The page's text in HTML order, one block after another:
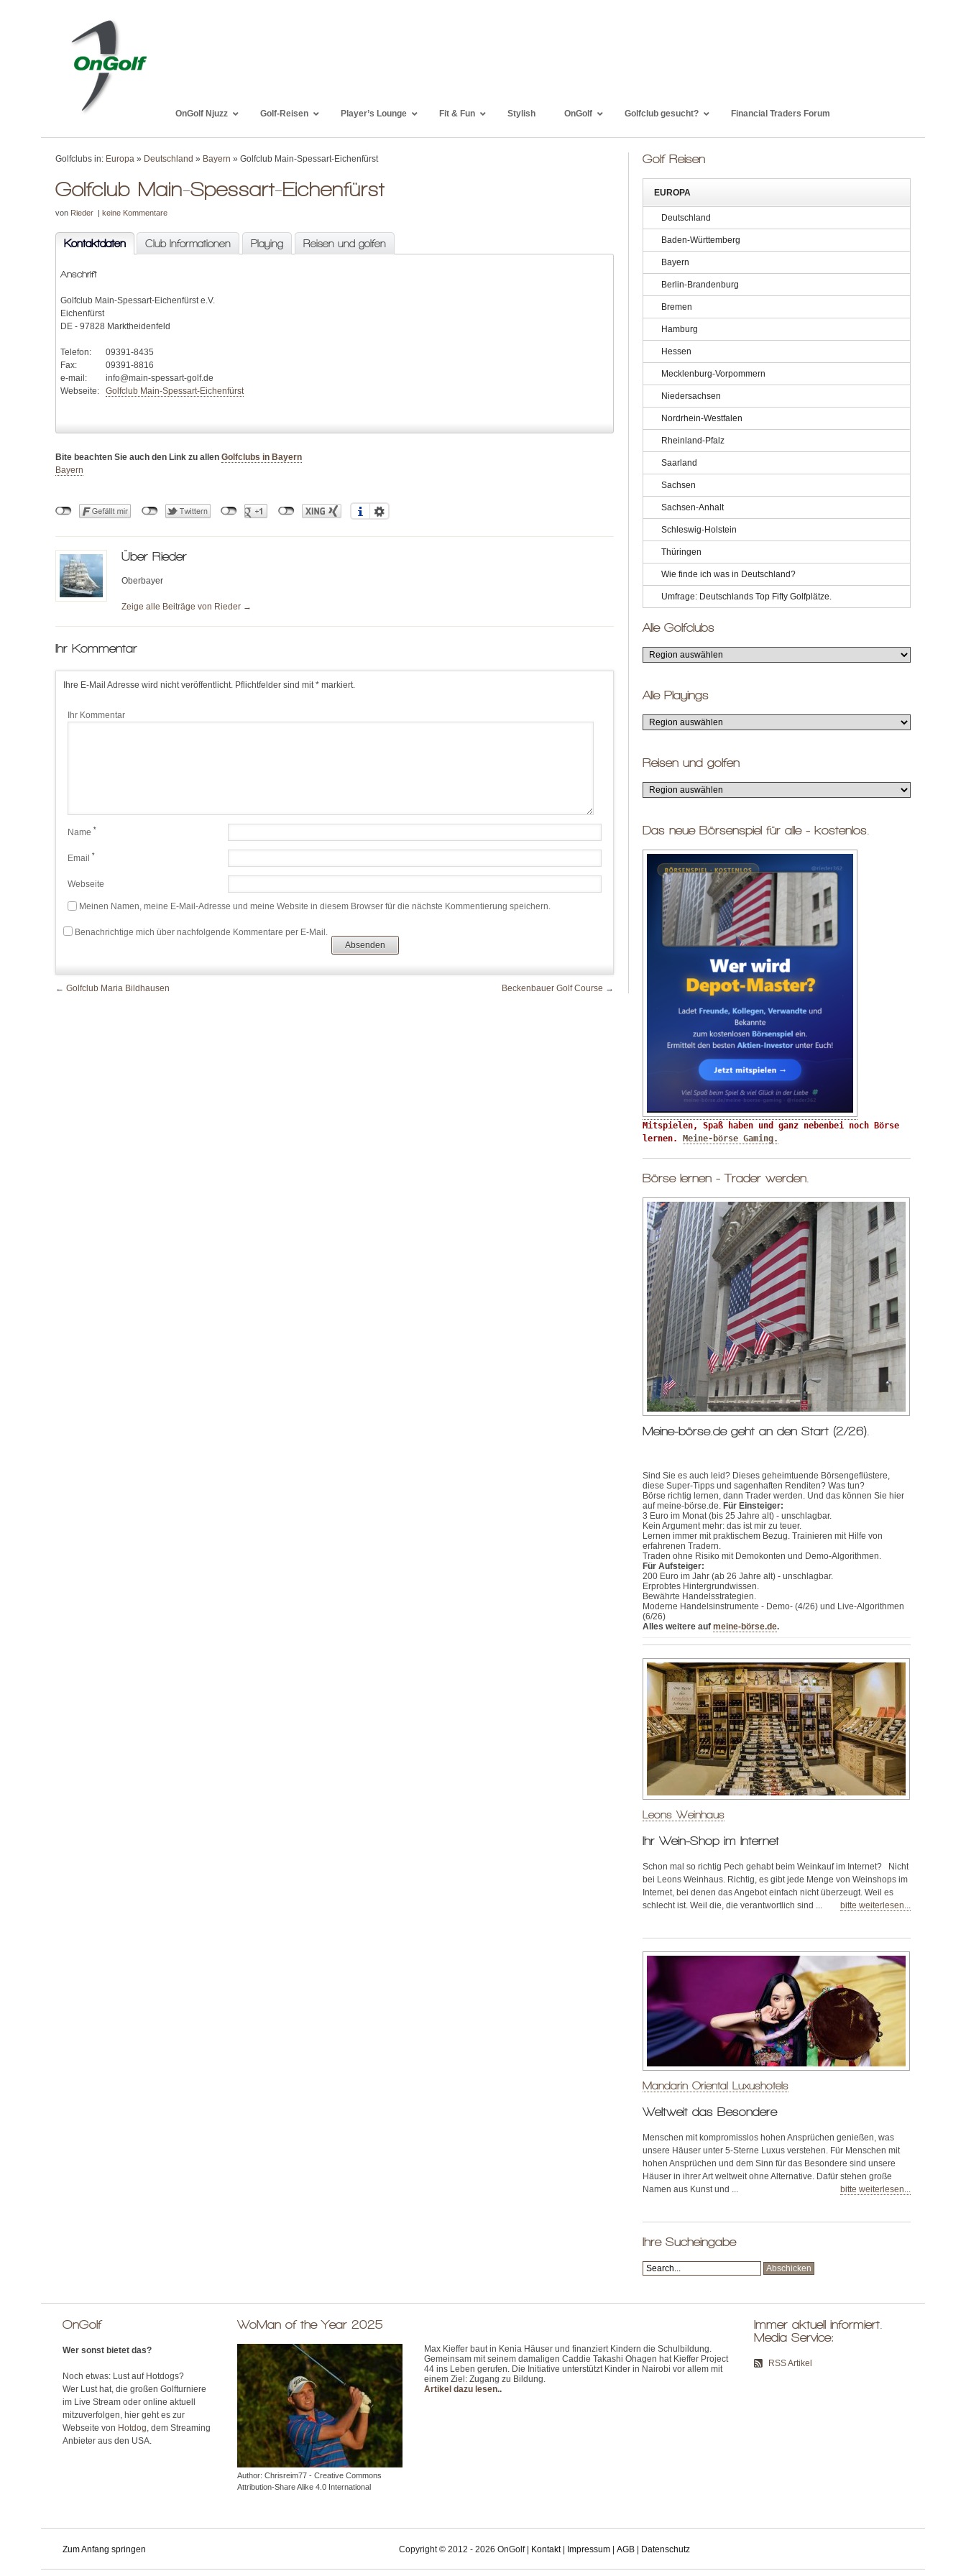
OnGolf Njuzz Golf-Reisen Player’s Lounge Fit & Fun Stylish OnGolf Golfclub gesucht? Financial Traders Forum
Golfclubs in: Europa» Deutschland » Bayern » Golfclub Main-Spessart-Eichenfürst
Golfclub Main-Spessart-Eichenfürst
von Rieder| keine Kommentare
Kontaktdaten Club Informationen Playing Reisen und golfen
Anschrift
Golfclub Main-Spessart-Eichenfürst e.V.
Eichenfürst
DE - 97828 Marktheidenfeld
Telefon:
09391-8435
Fax:
09391-8816
e-mail:
info@main-spessart-golf.de
Webseite:
Golfclub Main-Spessart-Eichenfürst
Bite beachten Sie auch den Link zu allen Golfclubs in Bayern
Bayern
Über Rieder
Oberbayer
Zeige alle Beiträge von Rieder →
Ihr Kommentar
Ihre E-Mail Adresse wird nicht veröffentlicht. Pflichtfelder sind mit * markiert.
Ihr Kommentar
Name *
Email *
Webseite
Meinen Namen, meine E-Mail-Adresse und meine Website in diesem Browser für die nächste Kommentierung speichern.
Benachrichtige mich über nachfolgende Kommentare per E-Mail.
← Golfclub Maria Bildhausen Beckenbauer Golf Course →
Golf Reisen
EUROPA
Deutschland
Baden-Württemberg
Bayern
Berlin-Brandenburg
Bremen
Hamburg
Hessen
Mecklenburg-Vorpommern
Niedersachsen
Nordrhein-Westfalen
Rheinland-Pfalz
Saarland
Sachsen
Sachsen-Anhalt
Schleswig-Holstein
Thüringen
Wie finde ich was in Deutschland?
Umfrage: Deutschlands Top Fifty Golfplätze.
Alle Golfclubs
Alle Playings
Reisen und golfen
Das neue Börsenspiel für alle - kostenlos.
Mitspielen, Spaß haben und ganz nebenbei noch Börse
lernen.
Meine-börse Gaming.
Börse lernen - Trader werden.
Meine-börse.de geht an den Start (2/26).
Sind Sie es auch leid? Dieses geheimtuende Börsengeflüstere,
diese Super-Tipps und sagenhaften Renditen? Was tun?
Börse richtig lernen, dann Trader werden. Und das können Sie hier
auf meine-börse.de. Für Einsteiger:
3 Euro im Monat (bis 25 Jahre alt) - unschlagbar.
Kein Argument mehr: das ist mir zu teuer.
Lernen immer mit praktischem Bezug. Trainieren mit Hilfe von
erfahrenen Tradern.
Traden ohne Risiko mit Demokonten und Demo-Algorithmen.
Für Aufsteiger:
200 Euro im Jahr (ab 26 Jahre alt) - unschlagbar.
Erprobtes Hintergrundwissen.
Bewährte Handelsstrategien.
Moderne Handelsinstrumente - Demo- (4/26) und Live-Algorithmen
(6/26)
Alles weitere aufmeine-börse.de.
Leons Weinhaus
Ihr Wein-Shop im Internet
Schon mal so richtig Pech gehabt beim Weinkauf im Internet? Nicht
bei Leons Weinhaus. Richtig, es gibt jede Menge von Weinshops im
Internet, bei denen das Angebot einfach nicht überzeugt. Weil es
schlecht ist. Weil die, die verantwortlich sind ...
bitte weiterlesen...
Mandarin Oriental Luxushotels
Weltweit das Besondere
Menschen mit kompromisslos hohen Ansprüchen genießen, was
unsere Häuser unter 5-Sterne Luxus verstehen. Für Menschen mit
hohen Ansprüchen und dem Sinn für das Besondere sind unsere
Häuser in ihrer Art weltweit ohne Alternative. Dafür stehen große
Namen aus Kunst und ...
bitte weiterlesen...
Ihre Sucheingabe
OnGolf
Wer sonst bietet das?
Noch etwas: Lust auf Hotdogs?
Wer Lust hat, die großen Golfturniere
im Live Stream oder online aktuell
mitzuverfolgen, hier geht es zur
Webseite von Hotdog, dem Streaming
Anbieter aus den USA.
WoMan of the Year 2025
Author: Chrisreim77 - Creative Commons
Attribution-Share Alike 4.0 International
Max Kieffer baut in Kenia Häuser und finanziert Kindern die Schulbildung.
Gemeinsam mit seinem damaligen Caddie Takashi Ohagen hat Kieffer Project
44 ins Leben gerufen. Die Initiative unterstützt Kinder in Nairobi vor allem mit
einem Ziel: Zugang zu Bildung.
Artikel dazu lesen..
Immer aktuell informiert.
Media Service:
RSS Artikel
Zum Anfang springen Copyright © 2012 - 2026 OnGolf | Kontakt| Impressum| AGB| Datenschutz